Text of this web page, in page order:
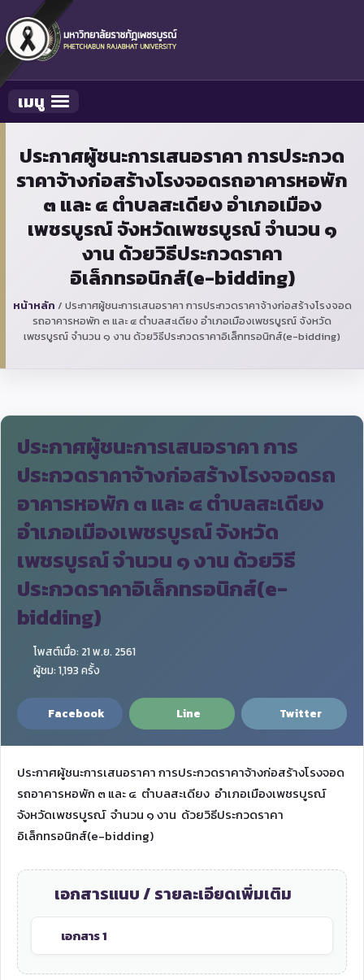
Toggle navigation
เมนู
ประกาศผู้ชนะการเสนอราคา การประกวด
ราคาจ้างก่อสร้างโรงจอดรถอาคารหอพัก
๓ และ ๔ ตำบลสะเดียง อำเภอเมือง
เพชรบูรณ์ จังหวัดเพชรบูรณ์ จำนวน ๑
งาน ด้วยวิธีประกวดราคา
อิเล็กทรอนิกส์(e-bidding)
หน้าหลัก / ประกาศผู้ชนะการเสนอราคา การประกวดราคาจ้างก่อสร้างโรงจอด
รถอาคารหอพัก ๓ และ ๔ ตำบลสะเดียง อำเภอเมืองเพชรบูรณ์ จังหวัด
เพชรบูรณ์ จำนวน ๑ งาน ด้วยวิธีประกวดราคาอิเล็กทรอนิกส์(e-bidding)
ประกาศผู้ชนะการเสนอราคา การ
ประกวดราคาจ้างก่อสร้างโรงจอดรถ
อาคารหอพัก ๓ และ ๔ ตำบลสะเดียง
อำเภอเมืองเพชรบูรณ์ จังหวัด
เพชรบูรณ์ จำนวน ๑ งาน ด้วยวิธี
ประกวดราคาอิเล็กทรอนิกส์(e-
bidding)
โพสต์เมื่อ: 21 พ.ย. 2561
ผู้ชม: 1,193 ครั้ง
Facebook Line Twitter
ประกาศผู้ชนะการเสนอราคา การประกวดราคาจ้างก่อสร้างโรงจอด
รถอาคารหอพัก ๓ และ ๔ ตำบลสะเดียง อำเภอเมืองเพชรบูรณ์
จังหวัดเพชรบูรณ์ จำนวน ๑ งาน ด้วยวิธีประกวดราคา
อิเล็กทรอนิกส์(e-bidding)
เอกสารแนบ / รายละเอียดเพิ่มเติม
เอกสาร 1